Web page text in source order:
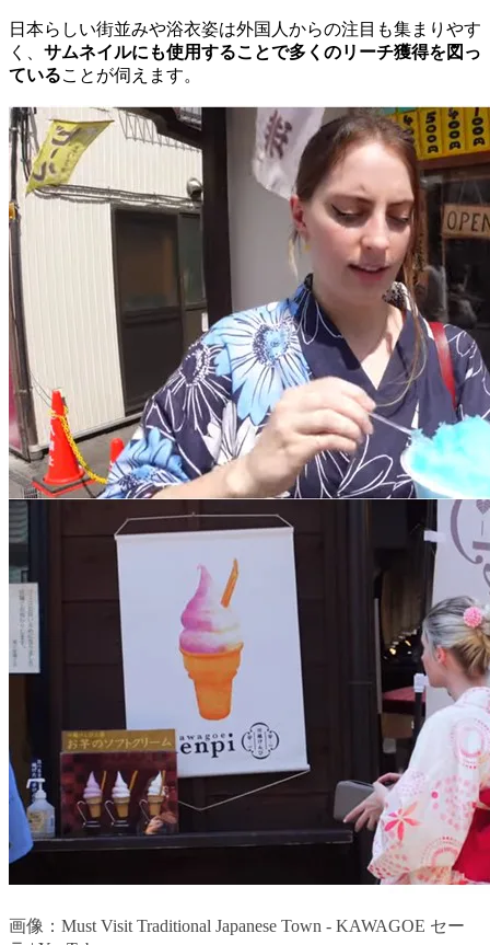
日本らしい街並みや浴衣姿は外国人からの注目も集まりやす
く、 サムネイルにも使用することで多くのリーチ獲得を図っ
ていることが伺えます。
画像：Must Visit Traditional Japanese Town - KAWAGOE セー